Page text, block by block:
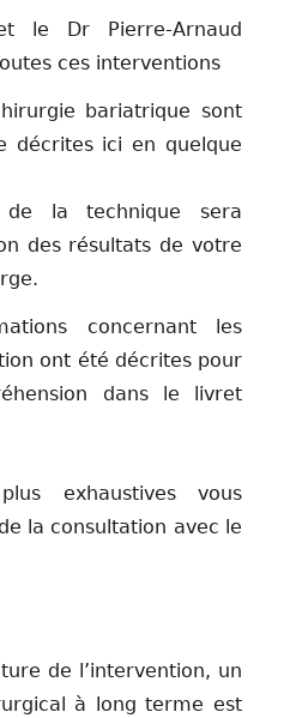
le Dr Pierre-Arnaud
ces interventions
décrites ici en quelque
la technique sera
des résultats de votre
concernant les
ont été décrites pour
exhaustives vous
la consultation avec le
de l’intervention, un
à long terme est